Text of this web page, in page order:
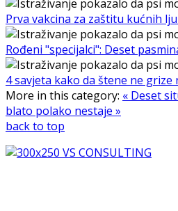
Prva vakcina za zaštitu kućnih
Rođeni "specijalci": Deset
4 savjeta kako da štene ne grize
More in this category: « Deset
blato polako nestaje »
back to top